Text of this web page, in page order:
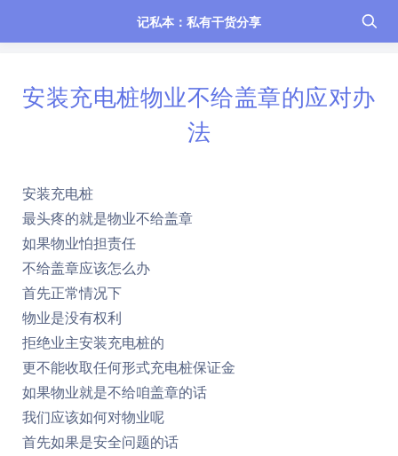
记私本：私有干货分享
安装充电桩物业不给盖章的应对办
法
安装充电桩
最头疼的就是物业不给盖章
如果物业怕担责任
不给盖章应该怎么办
首先正常情况下
物业是没有权利
拒绝业主安装充电桩的
更不能收取任何形式充电桩保证金
如果物业就是不给咱盖章的话
我们应该如何对物业呢
首先如果是安全问题的话